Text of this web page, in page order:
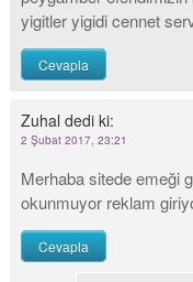
yigitler yigidi cennet
Cevapla
Zuhal dedi ki:
2 Şubat 2017, 23:21
Merhaba sitede emeği
okunmuyor reklam
Cevapla